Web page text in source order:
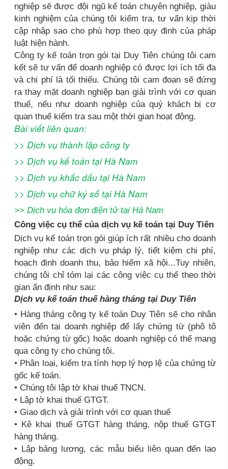
nghiệp sẽ được đội ngũ kế toán chuyên nghiệp, giàu
kinh nghiệm của chúng tôi kiểm tra, tư vấn kịp thời
cập nhập sao cho phù hợp theo quy định của pháp
luật hiện hành.
Công ty kế toán trọn gói tại Duy Tiên chúng tôi cam
kết sẽ tư vấn để doanh nghiệp có được lợi ích tối đa
và chi phí là tối thiểu. Chúng tôi cam đoan sẽ đứng
ra thay mặt doanh nghiệp bạn giải trình với cơ quan
thuế, nếu như doanh nghiệp của quý khách bị cơ
quan thuế kiểm tra sau một thời gian hoạt động.
Bài viết liên quan:
>> Dịch vụ thành lập công ty
>> Dịch vụ kế toán tại Hà Nam
>> Dịch vụ khắc dấu tại Hà Nam
>> Dịch vụ chữ ký số tại Hà Nam
>> Dịch vụ hóa đơn điện tử tại Hà Nam
Công việc cụ thể của dịch vụ kế toán tại Duy Tiên
Dịch vụ kế toán trọn gói giúp ích rất nhiều cho doanh
nghiệp như các dịch vụ pháp lý, tiết kiệm chi phí,
hoạch định doanh thu, bảo hiểm xã hội...Tuy nhiên,
chúng tôi chỉ tóm lại các công việc cụ thể theo thời
gian ấn định như sau:
Dịch vụ kế toán thuế hàng tháng tại Duy Tiên
• Hàng tháng công ty kế toán Duy Tiên sẽ cho nhân
viên đến tại doanh nghiệp để lấy chứng từ (phô tô
hoặc chứng từ gốc) hoặc doanh nghiệp có thể mang
qua công ty cho chúng tôi.
• Phân loại, kiểm tra tính hợp lý hợp lệ của chứng từ
gốc kế toán.
• Chúng tôi lập tờ khai thuế TNCN.
• Lập tờ khai thuế GTGT.
• Giao dịch và giải trình với cơ quan thuế
• Kê khai thuế GTGT hàng tháng, nộp thuế GTGT
hàng tháng.
• Lập bảng lương, các mẫu biểu liên quan đến lao
động.